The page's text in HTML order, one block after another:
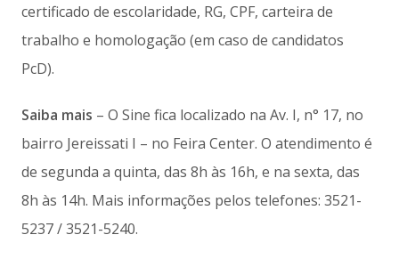
certificado de escolaridade, RG, CPF, carteira de
trabalho e homologação (em caso de candidatos
PcD).
Saiba mais – O Sine fica localizado na Av. I, n° 17, no
bairro Jereissati I – no Feira Center. O atendimento é
de segunda a quinta, das 8h às 16h, e na sexta, das
8h às 14h. Mais informações pelos telefones: 3521-
5237 / 3521-5240.